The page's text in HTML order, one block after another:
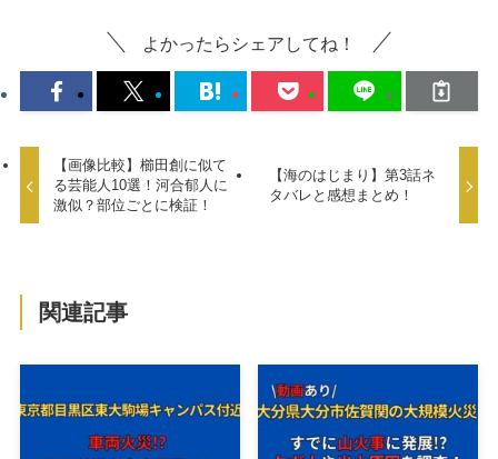
よかったらシェアしてね！
【画像比較】櫛田創に似て
る芸能人10選！河合郁人に
激似？部位ごとに検証！
【海のはじまり】第3話ネ
タバレと感想まとめ！
関連記事